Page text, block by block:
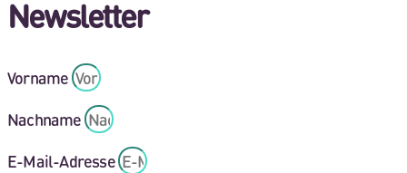
Newsletter
Vorname
Nachname
E-Mail-Adresse